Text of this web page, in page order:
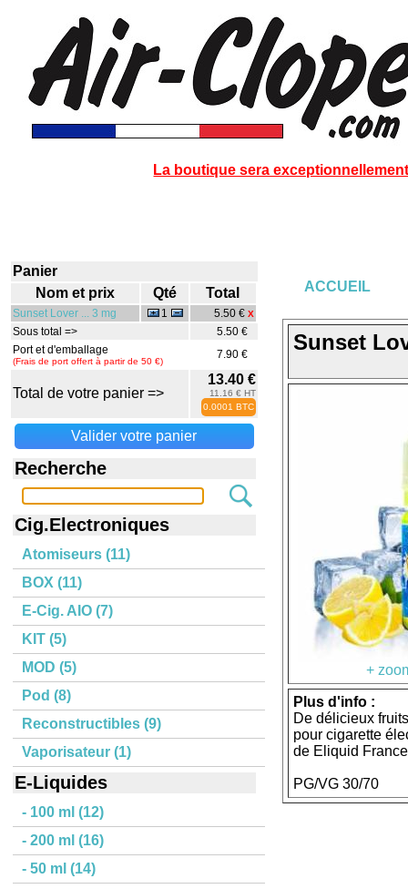
La boutique sera
Panier
Nom et prix
Qté Total
Sunset Lover ... 3 mg 1 5.50 € X
Sous total =>
5.50 €
Port et d'emballage
(Frais de port offert à partir de 50 €)
7.90 €
Total de votre panier =>
13.40 €
11.16 € HT
0.0001 BTC
Valider votre panier
Recherche
Cig.Electroniques
Atomiseurs (11)
BOX (11)
E-Cig. AIO (7)
KIT (5)
MOD (5)
Pod (8)
Reconstructibles (9)
Vaporisateur (1)
E-Liquides
- 100 ml (12)
- 200 ml (16)
- 50 ml (14)
ACCUEIL
Sunset
+
Plus d'info :
De délicieux
pour cigarette
de Eliquid
PG/VG 30/70